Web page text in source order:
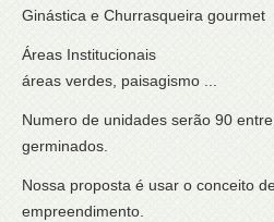
Ginástica e Churrasqueira gourmet
Áreas Institucionais
áreas verdes, paisagismo ...
Numero de unidades serão 90
germinados.
Nossa proposta é usar o conceito
empreendimento.